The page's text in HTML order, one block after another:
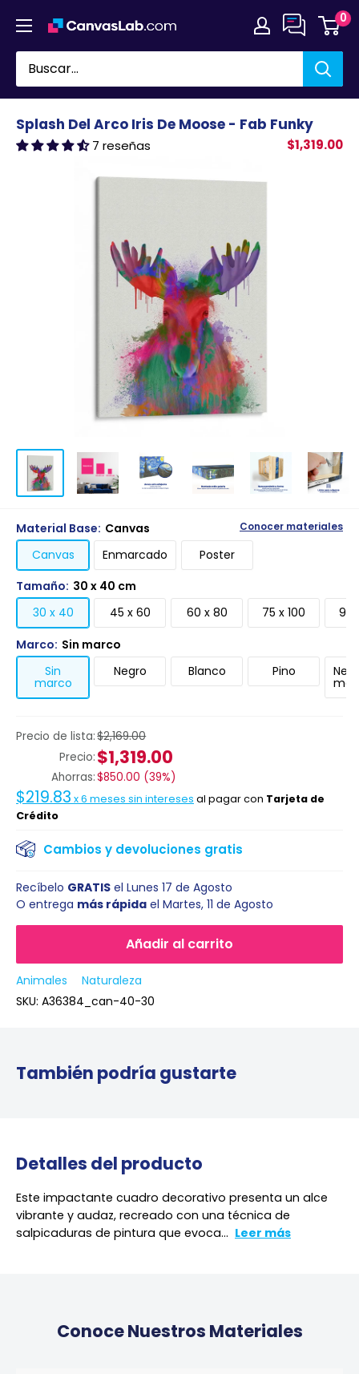
directamente
contenido
0
Splash Del Arco Iris De Moose - Fab Funky
7 reseñas $1,319.00
Precio de lista:$2,169.00
Precio: $1,319.00
Ahorras:$850.00 (39%)
$219.83 x6 meses sin intereses al pagar con Tarjeta de
Crédito
Cambios y devoluciones gratis
Material Base: Canvas Conocer materiales
Canvas Enmarcado
Poster
Tamaño: 30 x 40 cm
30 x 40
45 x 60 60 x 80 75 x 100
90
Marco: Sin marco
Sin
marco
Negro Blanco Pino
Añadir al carrito
Recíbelo GRATIS el Lunes 17 de Agosto
O entrega más rápida el Martes, 11 de Agosto
Animales
Naturaleza
SKU: A36384_can-40-30
También podría gustarte
Detalles del producto
Este impactante cuadro decorativo presenta un alce
vibrante y audaz, recreado con una técnica de
salpicaduras de pintura que evoca... Leer más
Conoce Nuestros Materiales